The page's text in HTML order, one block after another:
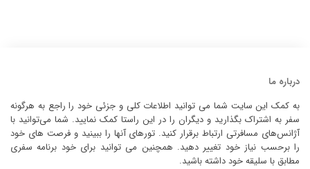
درباره ما
به کمک این سایت شما می توانید اطلاعات کلی و جزئی خود را راجع به هرگونه
سفر به اشتراک بگذارید و دیگران را در این راستا کمک نمایید. شما می‌توانید با
آژانس‌های مسافرتی ارتباط برقرار کنید. تورهای آنها را ببینید و فرصت های خود
را برحسب نیاز خود تغییر دهید. همچنین می توانید برای خود برنامه سفری
مطابق با سلیقه خود داشته باشید.